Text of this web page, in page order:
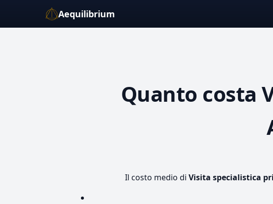
Aequilibrium
Quanto costa
Il costo medio di Visita specialistica